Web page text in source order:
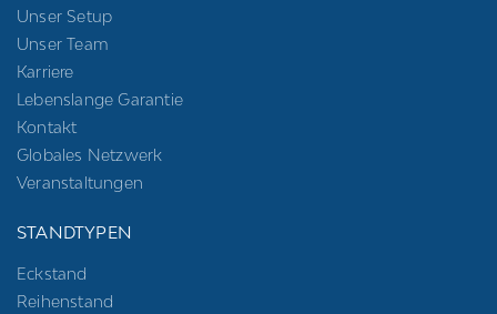
Unser Setup
Unser Team
Karriere
Lebenslange Garantie
Kontakt
Globales Netzwerk
Veranstaltungen
STANDTYPEN
Eckstand
Reihenstand